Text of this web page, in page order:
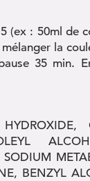
(ex : 50ml de
la
35 min.
BENZYL